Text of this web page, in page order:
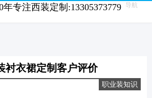
专注西装定制:13305373779 导航
衬衣裙定制客户评价
职业装知识